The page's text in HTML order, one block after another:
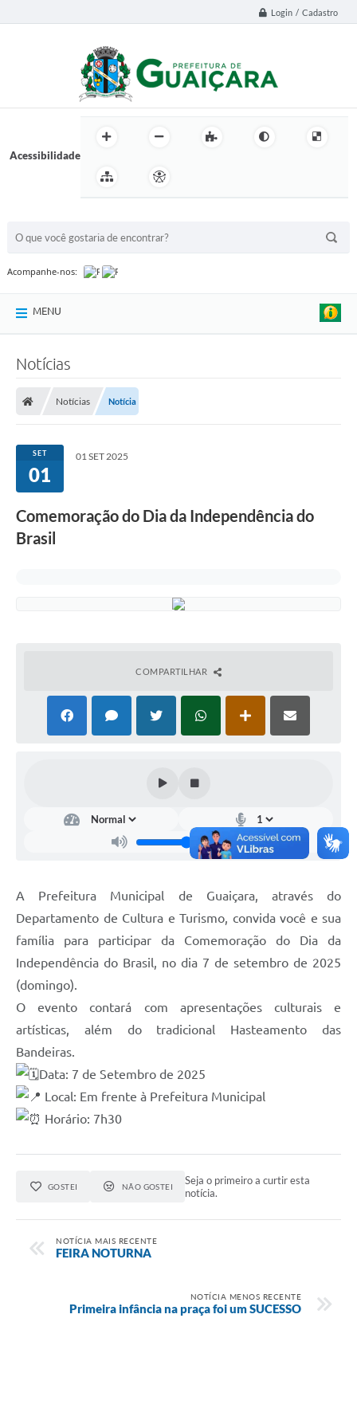
Login / Cadastro
Acessibilidade
Acompanhe-nos:
MENU
Notícias
Notícias Notícia
SET
01
01 SET 2025
Comemoração do Dia da Independência do
Brasil
COMPARTILHAR
A Prefeitura Municipal de Guaiçara, através do
Departamento de Cultura e Turismo, convida você e sua
família para participar da Comemoração do Dia da
Independência do Brasil, no dia 7 de setembro de 2025
(domingo).
O evento contará com apresentações culturais e
artísticas, além do tradicional Hasteamento das
Bandeiras.
Data: 7 de Setembro de 2025
Local: Em frente à Prefeitura Municipal
Horário: 7h30
GOSTEI NÃO GOSTEI
Seja o primeiro a curtir esta
notícia.
NOTÍCIA MAIS RECENTE
FEIRA NOTURNA
NOTÍCIA MENOS RECENTE
Primeira infância na praça foi um SUCESSO